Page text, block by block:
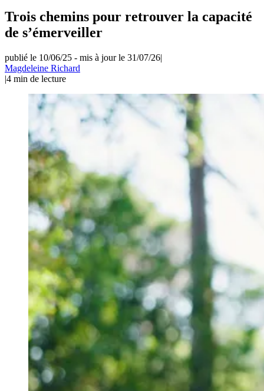
Trois chemins pour retrouver la capacité
de s’émerveiller
publié le 10/06/25 - mis à jour le 31/07/26|
Magdeleine Richard
|4 min de lecture